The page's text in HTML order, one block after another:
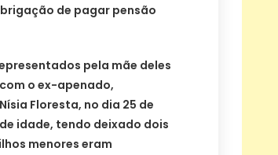
de pagar pensão
pela mãe deles
o ex-apenado,
Floresta, no dia 25 de
idade, tendo deixado dois
menores eram